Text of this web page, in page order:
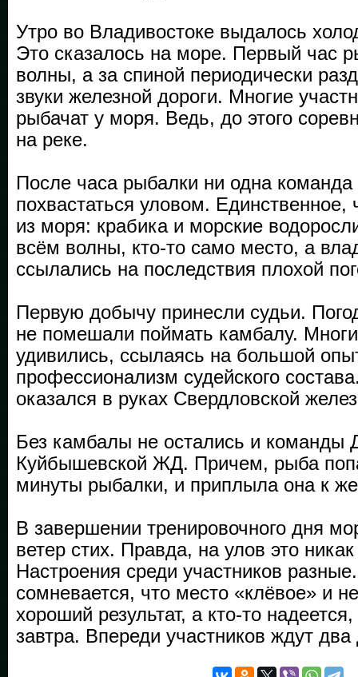
Утро во Владивостоке выдалось
Это сказалось на море. Первый час
волны, а за спиной периодически
звуки железной дороги. Многие
рыбачат у моря. Ведь, до этого
на реке.
После часа рыбалки ни одна команда
похвастаться уловом. Единственное,
из моря: крабика и морские
всём волны, кто-то само место, а
ссылались на последствия плохой
Первую добычу принесли судьи.
не помешали поймать камбалу.
удивились, ссылаясь на большой
профессионализм судейского
оказался в руках Свердловской
Без камбалы не остались и команды
Куйбышевской ЖД. Причем, рыба
минуты рыбалки, и приплыла она к
В завершении тренировочного дня
ветер стих. Правда, на улов это
Настроения среди участников
сомневается, что место «клёвое» и
хороший результат, а кто-то
завтра. Впереди участников ждут